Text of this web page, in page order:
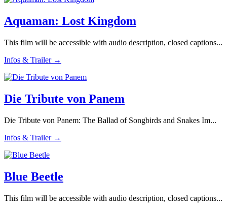
Aquaman: Lost Kingdom
This film will be accessible with audio description, closed captions...
Infos & Trailer →
Die Tribute von Panem
Die Tribute von Panem: The Ballad of Songbirds and Snakes Im...
Infos & Trailer →
Blue Beetle
This film will be accessible with audio description, closed captions...